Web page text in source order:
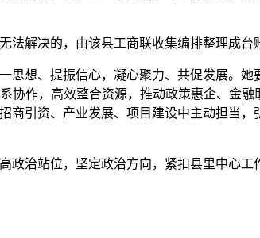
解决的，由该县工商联收集编排整理成台
想、提振信心，凝心聚力、共促发展。
协作，高效整合资源，推动政策惠企、金
引资、产业发展、项目建设中主动担当
政治站位，坚定政治方向，紧扣县里中心